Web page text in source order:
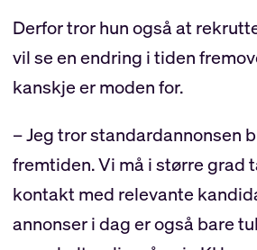
Derfor tror hun også at
vil se en endring i tiden
kanskje er moden for.
– Jeg tror standardannonsen
fremtiden. Vi må i større grad
kontakt med relevante
annonser i dag er også bare